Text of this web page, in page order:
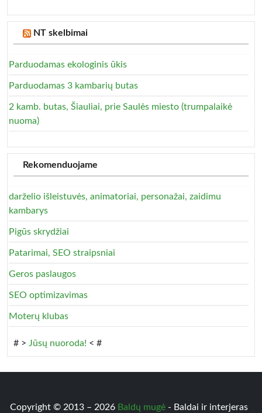
NT skelbimai
Parduodamas ekologinis ūkis
Parduodamas 3 kambarių butas
2 kamb. butas, Šiauliai, prie Saulės miesto (trumpalaikė
nuoma)
Rekomenduojame
darželio išleistuvės, animatoriai, personažai, zaidimu
kambarys
Pigūs skrydžiai
Patarimai, SEO straipsniai
Geros paslaugos
SEO optimizavimas
Moterų klubas
# > Jūsų nuoroda! < #
Copyright © 2013 – 2026 Baldų mugė - Baldai ir interjeras